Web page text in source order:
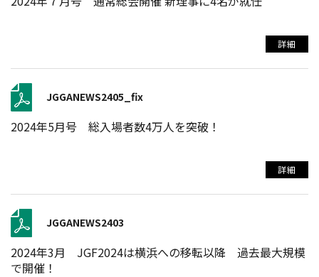
詳細
JGGANEWS2405_fix
2024年5月号 総入場者数4万人を突破！
詳細
JGGANEWS2403
2024年3月 JGF2024は横浜への移転以降 過去最大規模
で開催！